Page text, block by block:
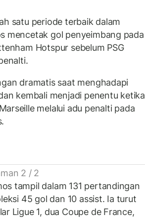
satu periode terbaik dalam
mencetak gol penyeimbang pada
Hotspur sebelum PSG
dramatis saat menghadapi
kembali menjadi penentu ketika
melalui adu penalti pada
2 / 2
tampil dalam 131 pertandingan
45 gol dan 10 assist. Ia turut
Ligue 1, dua Coupe de France,